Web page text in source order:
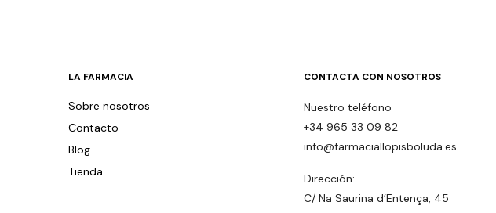
LA FARMACIA
Sobre nosotros
Contacto
Blog
Tienda
CONTACTA CON NOSOTROS
Nuestro teléfono
+34 965 33 09 82
info@farmaciallopisboluda.es
Dirección:
C/ Na Saurina d’Entença, 45